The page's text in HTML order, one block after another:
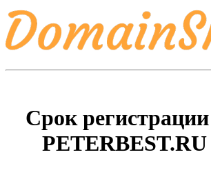
Срок
PETERBEST.RU